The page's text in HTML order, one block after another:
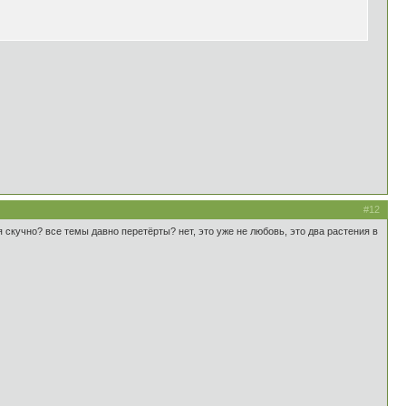
#12
все темы давно перетёрты? нет, это уже не любовь, это два растения в